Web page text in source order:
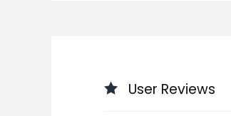
User Reviews